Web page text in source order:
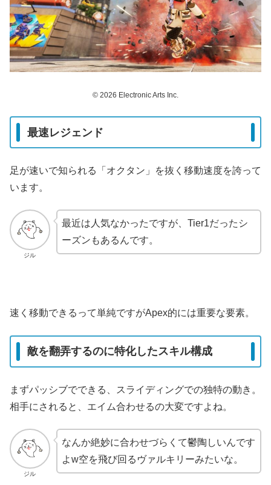
© 2026 Electronic Arts Inc.
最速レジェンド
足が速いで知られる「オクタン」を抜く移動速度を誇って
います。
ジル
最近は人気なかったですが、Tier1だったシ
ーズンもあるんです。
速く移動できるって単純ですがApex的には重要な要素。
敵を翻弄するのに特化したスキル構成
まずパッシブでできる、スライディングでの独特の動き。
相手にされると、エイム合わせるの大変ですよね。
ジル
なんか絶妙に合わせづらくて鬱陶しいんです
よw空を飛び回るヴァルキリーみたいな。